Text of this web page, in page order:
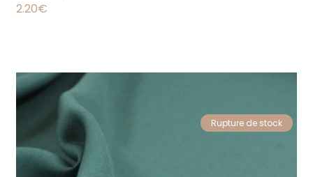
2.20€
Rupture de stock